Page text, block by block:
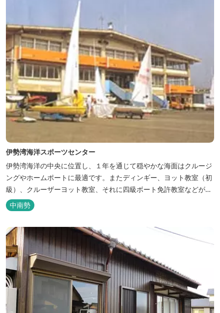
伊勢湾海洋スポーツセンター
伊勢湾海洋の中央に位置し、１年を通じて穏やかな海面はクルージ
ングやホームポートに最適です。またディンギー、ヨット教室（初
級）、クルーザーヨット教室、それに四級ボート免許教室などが開
催されています。レンタルヨットもあります。
中南勢